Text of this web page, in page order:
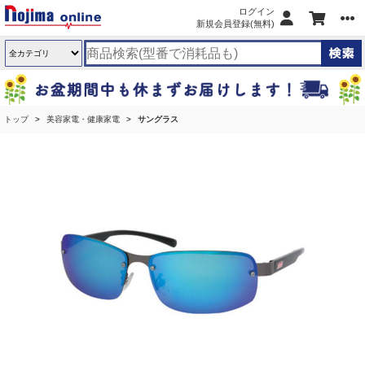
ログイン
新規会員登録(無料)
トップ 美容家電・健康家電 サングラス